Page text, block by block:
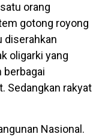
orang
gotong royong
diserahkan
oligarki yang
berbagai
Sedangkan rakyat
Nasional.